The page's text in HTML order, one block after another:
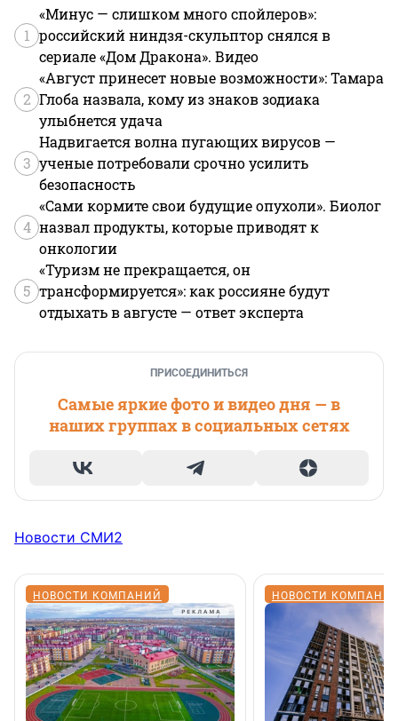
1
«Минус — слишком много спойлеров»:
российский ниндзя-скульптор снялся в
сериале «Дом Дракона». Видео
2
«Август принесет новые возможности»: Тамара
Глоба назвала, кому из знаков зодиака
улыбнется удача
3
Надвигается волна пугающих вирусов —
ученые потребовали срочно усилить
безопасность
4
«Сами кормите свои будущие опухоли». Биолог
назвал продукты, которые приводят к
онкологии
5
«Туризм не прекращается, он
трансформируется»: как россияне будут
отдыхать в августе — ответ эксперта
ПРИСОЕДИНИТЬСЯ
Самые яркие фото и видео дня — в
наших группах в социальных сетях
Новости СМИ2
НОВОСТИ КОМПАНИЙ НОВОСТИ